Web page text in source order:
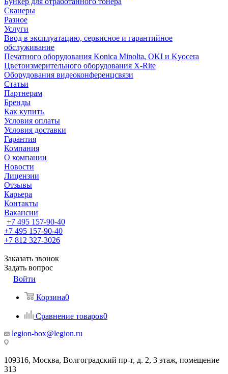
Сканеры
Разное
Услуги
Ввод в эксплуатацию, сервисное и гарантийное
обслуживание
Печатного оборудования Konica Minolta, OKI и Kyocera
Цветоизмерительного оборудования X-Rite
Оборудования видеоконференцсвязи
Статьи
Партнерам
Бренды
Как купить
Условия оплаты
Условия доставки
Гарантия
Компания
О компании
Новости
Лицензии
Отзывы
Карьера
Контакты
Вакансии
+7 495 157-90-40
+7 495 157-90-40
+7 812 327-3026
Заказать звонок
Задать вопрос
Войти
Корзина0
Сравнение товаров0
legion-box@legion.ru
109316, Москва, Волгоградский пр-т, д. 2, 3 этаж, помещение
313